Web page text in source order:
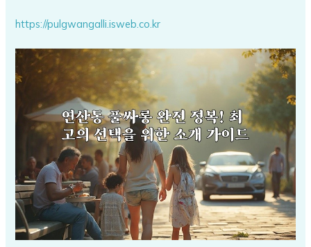
https://pulgwangalli.isweb.co.kr